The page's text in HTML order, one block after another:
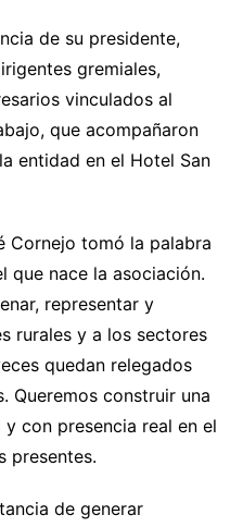
de su presidente,
gremiales,
vinculados al
que acompañaron
entidad en el Hotel San
Cornejo tomó la palabra
que nace la asociación.
representar y
rurales y a los sectores
quedan relegados
Queremos construir una
con presencia real en el
presentes.
de generar